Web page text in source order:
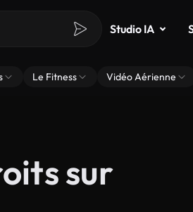
Studio IA
Le Fitness Vidéo Aérienne
sur